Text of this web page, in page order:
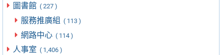
圖書館 ( 227 )
服務推廣組 ( 113 )
網路中心 ( 114 )
人事室 ( 1,406 )